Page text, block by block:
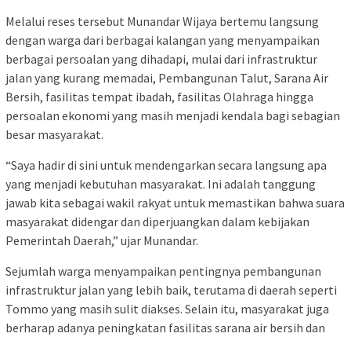
Melalui reses tersebut Munandar Wijaya bertemu langsung
dengan warga dari berbagai kalangan yang menyampaikan
berbagai persoalan yang dihadapi, mulai dari infrastruktur
jalan yang kurang memadai, Pembangunan Talut, Sarana Air
Bersih, fasilitas tempat ibadah, fasilitas Olahraga hingga
persoalan ekonomi yang masih menjadi kendala bagi sebagian
besar masyarakat.
“Saya hadir di sini untuk mendengarkan secara langsung apa
yang menjadi kebutuhan masyarakat. Ini adalah tanggung
jawab kita sebagai wakil rakyat untuk memastikan bahwa suara
masyarakat didengar dan diperjuangkan dalam kebijakan
Pemerintah Daerah,” ujar Munandar.
Sejumlah warga menyampaikan pentingnya pembangunan
infrastruktur jalan yang lebih baik, terutama di daerah seperti
Tommo yang masih sulit diakses. Selain itu, masyarakat juga
berharap adanya peningkatan fasilitas sarana air bersih dan